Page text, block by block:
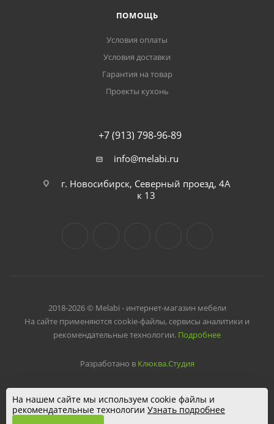
ПОМОЩЬ
Условия оплаты
Условия доставки
Гарантия на товар
Проекты кухонь
+7 (913) 798-96-89
info@melabi.ru
г. Новосибирск, Северный проезд, 4А
к 13
2018-2026 © Melabi - интернет-магазин мебели
На сайте применяются cookie-файлы, сервисы аналитики и
рекомендательные технологии. Подробнее
Разработано в Клюква.Студия
На нашем сайте мы используем cookie файлы и
рекомендательные технологии Узнать подробнее